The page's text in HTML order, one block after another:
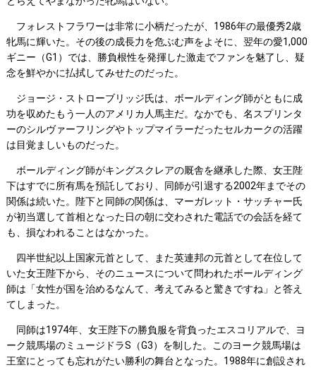
フォレストフラワーは非常に小柄だったが、1986年の最優秀2歳
牝馬に輝いた。その後の成長力を危ぶむ声をよそに、翌年の愛1,000
ギニー（G1）では、勝負根性を発揮した激走でファンを魅了し、疑
念を鮮やかに払拭してみせたのだった。
ジョージ・ストローブリッジ氏は、ボールディング師がともに成
功を収めたもう一人のアメリカ人馬主だ。なかでも、名スプリンタ
ーのシルヴァーフリングやトップマイラーだったセルカークの活躍
は目覚ましいものだった。
ボールディング師がキングスクレアの厩舎を継承した際、女王陛
下はすでに所有馬を預託しており、同師が引退する2002年までその
関係は続いた。陛下と同師の関係は、マーガレット・サッチャー氏
が初当選して首相となった日の朝に交わされた電話での会話を経て
も、損なわれることはなかった。
四半世紀以上国家元首として、また英連邦の元首として在位して
いた女王陛下から、そのニュースについて問われたボールディング
師は「女性が国を治めるなんて、考えてみると驚きですね」と答え
てしまった。
同師は1974年、女王陛下の勝負服を背負ったエスコリアルで、ヨ
ーク競馬場のミュージドラS（G3）を制した。このヨーク競馬場は
王室にとっても忘れがたい勝利の舞台となった。1988年に創設され